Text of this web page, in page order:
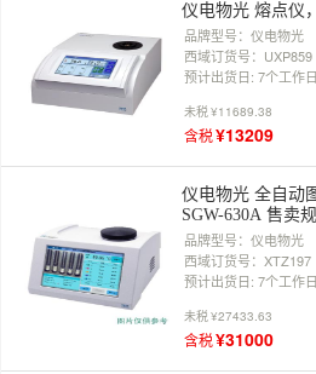
仪电物光 熔点仪
品牌型号：仪电物光
西域订货号：UXP859
预计出货日: 7个工作日
未税¥11689.38
含税¥13209
仪电物光 全自动
SGW-630A 售卖
品牌型号：仪电物光
西域订货号：XTZ197
预计出货日: 7个工作日
未税¥27433.63
含税¥31000